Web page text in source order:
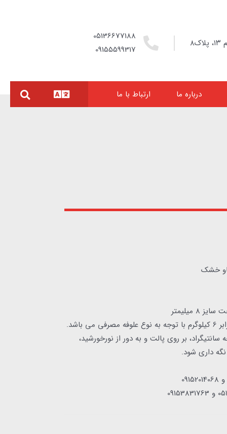
05136677188
09155599317
درباره ما ارتباط با ما
خشک
داری : در دمای زیر 25 درجه سانتیگراد، بر روی پالت و به دور از نورخورشید،
داری شود.